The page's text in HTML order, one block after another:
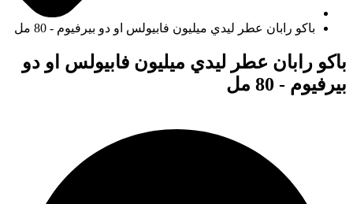
باكو رابان عطر ليدي ميليون فابيولس او دو بيرفيوم - 80 مل
باكو رابان عطر ليدي ميليون فابيولس او دو
بيرفيوم - 80 مل